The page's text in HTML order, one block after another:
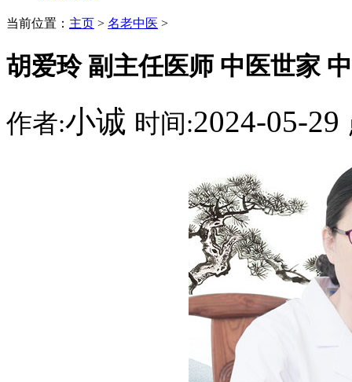
当前位置： 主页 > 名老中医 >
胡爱玲 副主任医师 中医世家
作者:小诚 时间:2024-05-29